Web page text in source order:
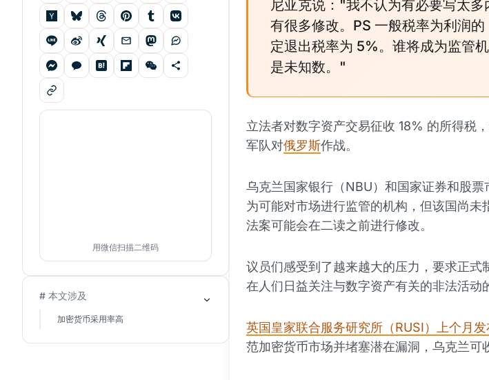
尼亚克说："我不认为有必要写太
有很多修改。PS 一般税率为利润
定退出税率为 5%。谁将成为监管
是未知数。"
立法者对数字资产交易征收 18% 的所得税
军队对俄罗斯作战。
乌克兰国家银行（NBU）和国家证券和股
为可能对市场进行监管的机构，但该国尚
法案可能会在二读之前进行修改。
议员们感受到了越来越大的压力，要求正式
在人们日益关注与数字资产有关的非法活动
英国皇家联合服务研究所（RUSI）上个月
范加密货币市场并堵塞潜在漏洞，乌克兰可
用微信扫描二维码
# 本文涉及
加密货币采用率高